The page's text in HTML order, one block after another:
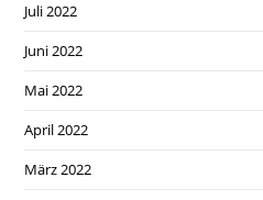
Juli 2022
Juni 2022
Mai 2022
April 2022
März 2022